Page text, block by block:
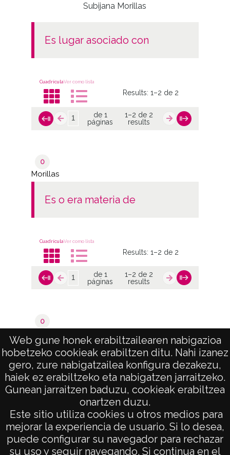
Web gune honek erabiltzailearen nabigazioa
hobetzeko cookieak erabiltzen ditu. Nahi izanez
gero, zure nabigatzailea konfigura dezakezu,
haiek ez erabiltzeko eta nabigatzen jarraitzeko.
Gunean jarraitzen baduzu, cookieak erabiltzea
onartzen duzu.
Este sitio utiliza cookies u otros medios para
mejorar la experiencia de usuario. Si lo desea,
puede configurar su navegador para rechazar
su uso y seguir navegando. Si continua en el
Subijana Morillas
es lugar asociado con
CuadrículaVer como lista
Results:1–2 de 2
de 1
páginas
1–2 de 2
results
0
Morillas
es o era materia de
CuadrículaVer como lista
Results:1–2 de 2
de 1
páginas
1–2 de 2
results
0
de 1
páginas
1–2 de 2
results
AVISO LEGAL
POLÍTICA DE PRIVACIDAD
ACCESIBILIDAD